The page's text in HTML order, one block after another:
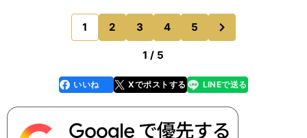
RX-７を購入しました。運転免許もオートマチック
限定を解除し、マニュアル（MT）車の免許を取得
して。でも当時
1 2 3 4 5
のページへ
1 / 5
faceboo
k
いいね Xでポストする
line LINEで送る